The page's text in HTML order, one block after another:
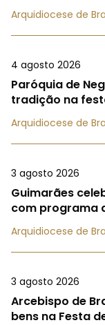
Arquidiocese de
4 agosto 2026
Paróquia de
tradição na
Arquidiocese de
3 agosto 2026
Guimarães
com programa
Arquidiocese de
3 agosto 2026
Arcebispo de
bens na Festa